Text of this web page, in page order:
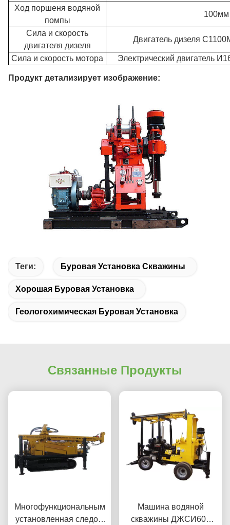
Ход поршеня водяной
помпы
100мм
Сила и скорость
двигателя дизеля
Двигатель дизеля
Сила и скорость мотора Электрический двигатель
Продукт детализирует изображение:
Теги: Буровая Установка Скважины
Хорошая Буровая Установка
Геологохимическая Буровая Установка
Связанные Продукты
Многофункциональным
установленная следом
Машина водяной
скважины ДЖСИ600